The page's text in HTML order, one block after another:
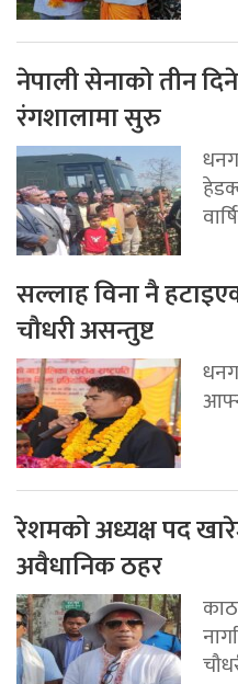
नेपाली सेनाको तीन
रंगशालामा सुरु
सल्लाह विना नै
चौधरी असन्तुष्ट
रेशमको अध्यक्ष पद
अवैधानिक ठहर